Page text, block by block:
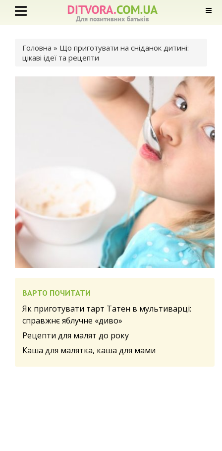
Ви є тут
Головна » Що приготувати на сніданок дитині:
цікаві ідеї та рецепти
ВАРТО ПОЧИТАТИ
Як приготувати тарт Татен в мультиварці:
справжнє яблучне «диво»
Рецепти для малят до року
Каша для малятка, каша для мами